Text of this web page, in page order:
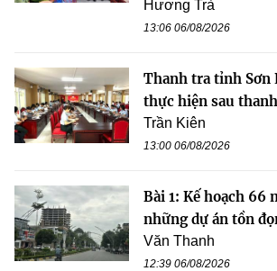
Hương Trà
13:06 06/08/2026
Thanh tra tỉnh Sơn
thực hiện sau
Trần Kiên
13:00 06/08/2026
Bài 1: Kế hoạch 66
những dự án tồn
Văn Thanh
12:39 06/08/2026